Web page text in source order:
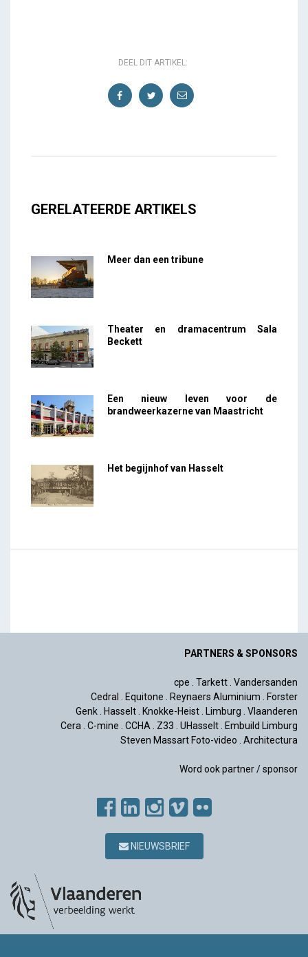
DEEL DIT ARTIKEL:
GERELATEERDE ARTIKELS
Meer dan een tribune
Theater en dramacentrum Sala
Beckett
Een nieuw leven voor de
brandweerkazerne van Maastricht
Het begijnhof van Hasselt
PARTNERS & SPONSORS
cpe Tarkett Vandersanden
Cedral
Equitone Reynaers Aluminium
Forster
Genk
Hasselt Knokke-Heist Limburg
Vlaanderen
Cera
C-mine CCHA Z33 UHasselt
Embuild Limburg
Steven Massart Foto-video
Architectura
Word ook partner / sponsor
NIEUWSBRIEF